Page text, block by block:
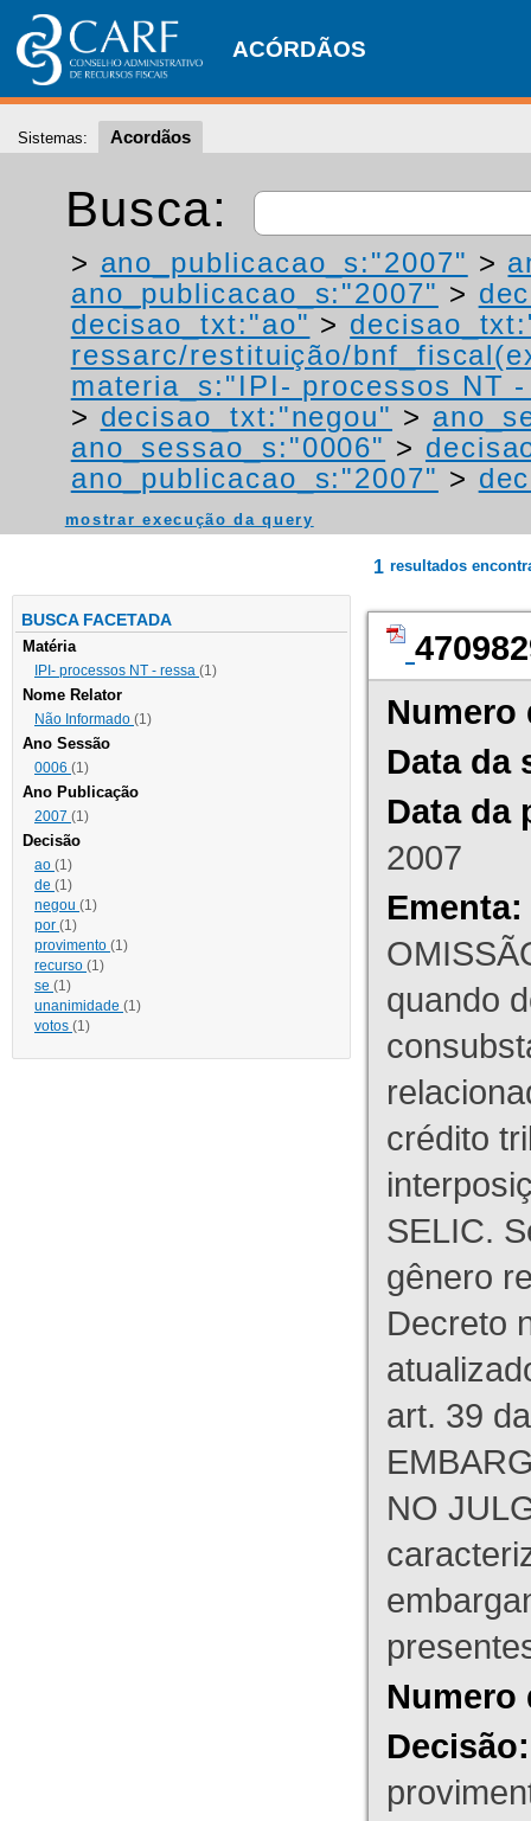
ACÓRDÃOS
Sistemas: Acordãos
Busca:
> ano_publicacao_s:"2007" >
ano_publicacao_s:"2007" >
decisao_txt:"ao" >
ressarc/restituição/
materia_s:"IPI- processos NT
> decisao_txt:"negou" >
ano_sessao_s:"0006" >
ano_publicacao_s:"2007" >
mostrar execução da query
BUSCA FACETADA
Matéria
IPI- processos NT - ressa (1)
Nome Relator
Não Informado (1)
Ano Sessão
0006 (1)
Ano Publicação
2007 (1)
Decisão
ao (1)
de (1)
negou (1)
por (1)
provimento (1)
recurso (1)
se (1)
unanimidade (1)
votos (1)
1 resultados
Numero
Data da
Data da
2007
Ementa:
quando
crédito
SELIC.
gênero
Decreto
art. 39
NO
Numero
Decisão: